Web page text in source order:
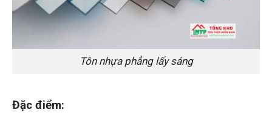
Tôn nhựa phẳng lấy sáng
Đặc điểm: